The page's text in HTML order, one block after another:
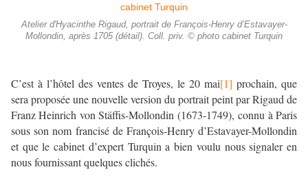
Atelier d'Hyacinthe Rigaud, portrait de François-Henry d’Estavayer-
Mollondin, après 1705 (détail). Coll. priv. © photo cabinet Turquin
C’est à l’hôtel des ventes de Troyes, le 20 mai[1] prochain, que
sera proposée une nouvelle version du portrait peint par Rigaud de
Franz Heinrich von Stäffis-Mollondin (1673-1749), connu à Paris
sous son nom francisé de François-Henry d’Estavayer-Mollondin
et que le cabinet d’expert Turquin a bien voulu nous signaler en
nous fournissant quelques clichés.